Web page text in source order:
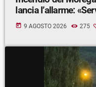
lancia l’allarme:
today 9 AGOSTO 2026 275